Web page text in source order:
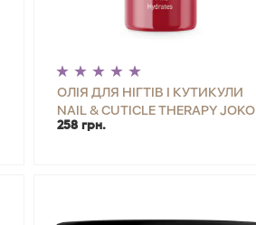
ОЛІЯ ДЛЯ НІГТІВ І КУТИКУЛИ
NAIL & CUTICLE THERAPY JOKO
BLEND 10 МЛ
258 грн.
-